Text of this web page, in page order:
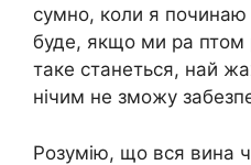
сумно, коли я
буде, якщо ми ра
таке станеться, най
нічим не зможу
Розумію, що вся вина